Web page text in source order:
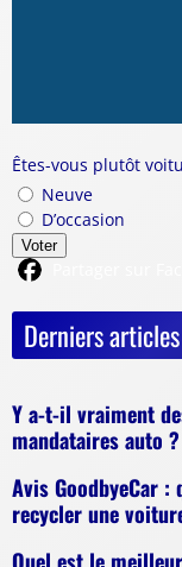
Êtes-vous plutôt
Neuve
D’occasion
Voter
Derniers articles
Y a-t-il vraiment
mandataires auto ?
Avis GoodbyeCar
recycler une
Quel est le